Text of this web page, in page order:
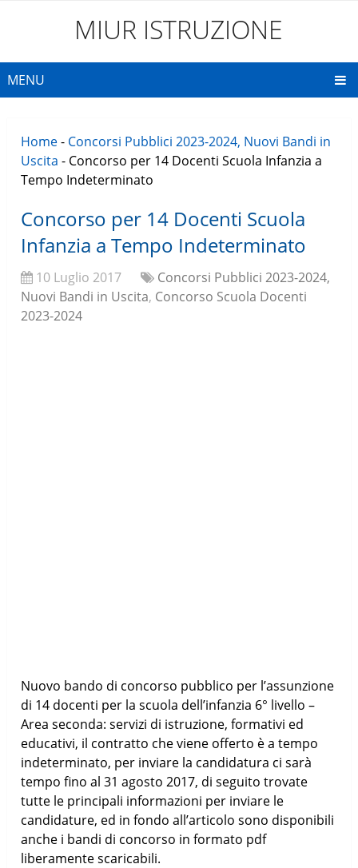
MIUR ISTRUZIONE
MENU
Home- Concorsi Pubblici 2023-2024, Nuovi Bandi in
Uscita - Concorso per 14 Docenti Scuola Infanzia a
Tempo Indeterminato
Concorso per 14 Docenti Scuola
Infanzia a Tempo Indeterminato
10 Luglio 2017
Concorsi Pubblici 2023-2024,
Nuovi Bandi in Uscita, Concorso Scuola Docenti
2023-2024
Nuovo bando di concorso pubblico per l’assunzione
di 14 docenti per la scuola dell’infanzia 6° livello –
Area seconda: servizi di istruzione, formativi ed
educativi, il contratto che viene offerto è a tempo
indeterminato, per inviare la candidatura ci sarà
tempo fino al 31 agosto 2017, di seguito trovate
tutte le principali informazioni per inviare le
candidature, ed in fondo all’articolo sono disponibili
anche i bandi di concorso in formato pdf
liberamente scaricabili.